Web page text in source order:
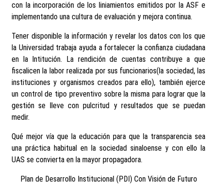
con la incorporación de los liniamientos emitidos por la ASF e
implementando una cultura de evaluación y mejora continua.
Tener disponible la información y revelar los datos con los que
la Universidad trabaja ayuda a fortalecer la confianza ciudadana
en la Intitución. La rendición de cuentas contribuye a que
fiscalicen la labor realizada por sus funcionarios(la sociedad, las
instituciones y organismos creados para ello), también ejerce
un control de tipo preventivo sobre la misma para lograr que la
gestión se lleve con pulcritud y resultados que se puedan
medir.
Qué mejor vía que la educación para que la transparencia sea
una práctica habitual en la sociedad sinaloense y con ello la
UAS se convierta en la mayor propagadora.
Plan de Desarrollo Institucional (PDI) Con Visión de Futuro